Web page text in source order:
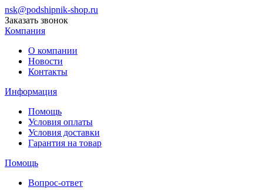
nsk@podshipnik-shop.ru
Заказать звонок
Компания
О компании
Новости
Контакты
Информация
Помощь
Условия оплаты
Условия доставки
Гарантия на товар
Помощь
Вопрос-ответ